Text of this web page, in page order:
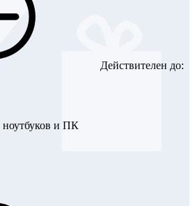
Действителен до:
и ПК